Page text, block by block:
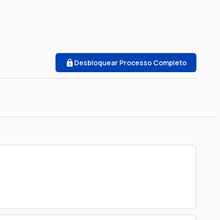
Desbloquear Processo Completo